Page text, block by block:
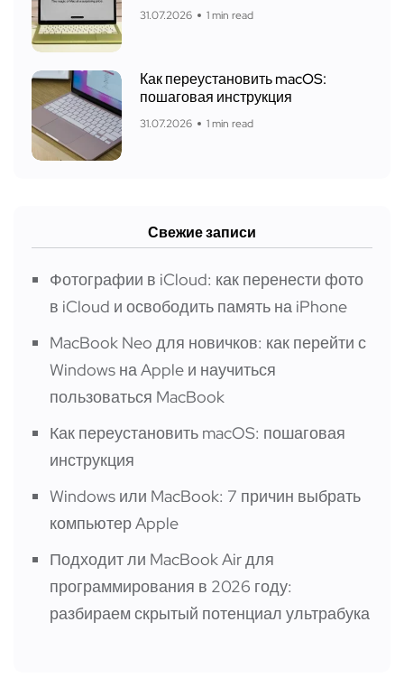
31.07.2026 1 min read
Как переустановить macOS:
пошаговая инструкция
31.07.2026 1 min read
Свежие записи
Фотографии в iCloud: как перенести фото
в iCloud и освободить память на iPhone
MacBook Neo для новичков: как перейти с
Windows на Apple и научиться
пользоваться MacBook
Как переустановить macOS: пошаговая
инструкция
Windows или MacBook: 7 причин выбрать
компьютер Apple
Подходит ли MacBook Air для
программирования в 2026 году:
разбираем скрытый потенциал ультрабука